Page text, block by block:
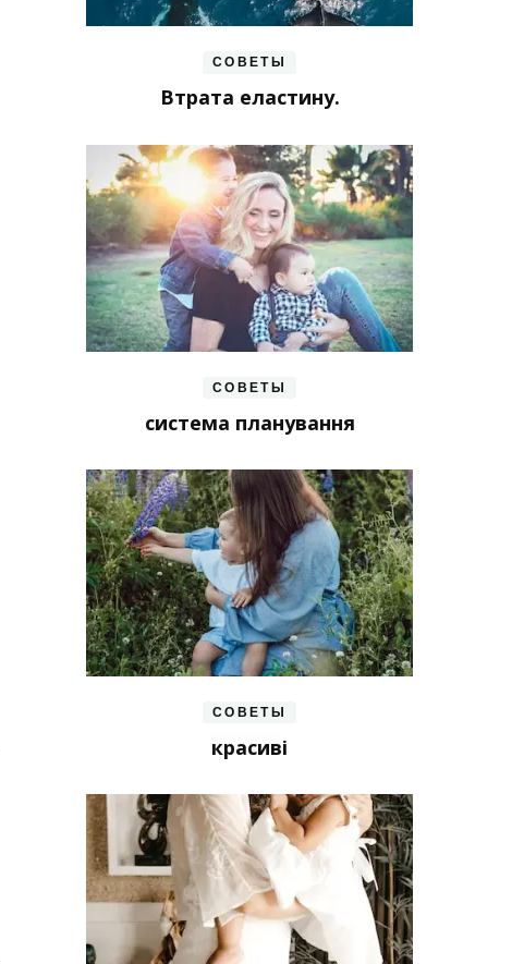
СОВЕТЫ
Втрата еластину.
СОВЕТЫ
система планування
СОВЕТЫ
красиві